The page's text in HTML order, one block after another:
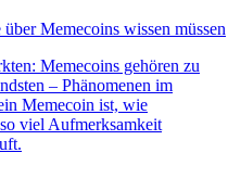
Memecoins wissen müssen
Memecoins gehören zu
– Phänomenen im
Memecoin ist, wie
viel Aufmerksamkeit